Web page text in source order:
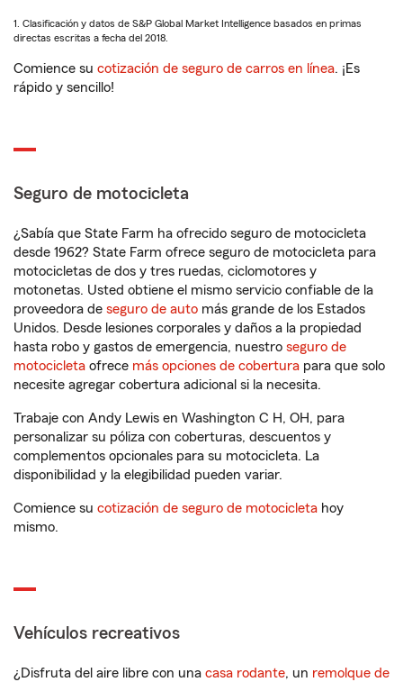
1. Clasificación y datos de S&P Global Market Intelligence basados en primas
directas escritas a fecha del 2018.
Comience su cotización de seguro de carros en línea. ¡Es
rápido y sencillo!
Seguro de motocicleta
¿Sabía que State Farm ha ofrecido seguro de motocicleta
desde 1962? State Farm ofrece seguro de motocicleta para
motocicletas de dos y tres ruedas, ciclomotores y
motonetas. Usted obtiene el mismo servicio confiable de la
proveedora de seguro de auto más grande de los Estados
Unidos. Desde lesiones corporales y daños a la propiedad
hasta robo y gastos de emergencia, nuestro seguro de
motocicleta ofrece más opciones de cobertura para que solo
necesite agregar cobertura adicional si la necesita.
Trabaje con Andy Lewis en Washington C H, OH, para
personalizar su póliza con coberturas, descuentos y
complementos opcionales para su motocicleta. La
disponibilidad y la elegibilidad pueden variar.
Comience su cotización de seguro de motocicleta hoy
mismo.
Vehículos recreativos
¿Disfruta del aire libre con una casa rodante, un remolque de